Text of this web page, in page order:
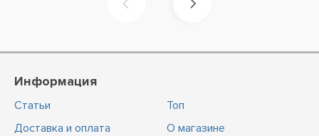
Информация
Статьи
Доставка и оплата
Топ
О магазине